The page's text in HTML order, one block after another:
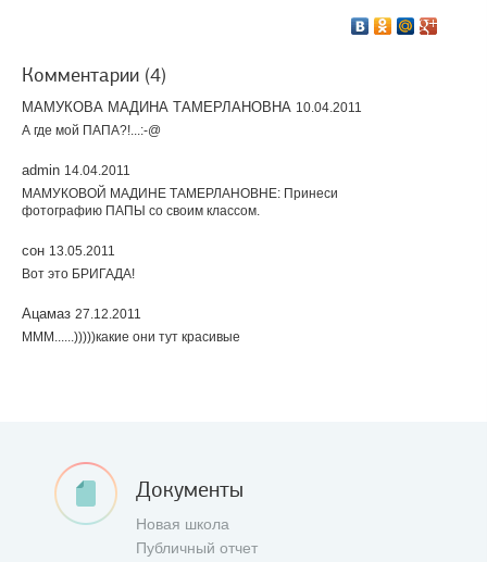
Комментарии (4)
МАМУКОВА МАДИНА ТАМЕРЛАНОВНА 10.04.2011
А где мой ПАПА?!...:-@
admin 14.04.2011
МАМУКОВОЙ МАДИНЕ ТАМЕРЛАНОВНЕ: Принеси
фотографию ПАПЫ со своим классом.
сон 13.05.2011
Вот это БРИГАДА!
Ацамаз 27.12.2011
МММ......)))))какие они тут красивые
Документы
Новая школа
Публичный отчет